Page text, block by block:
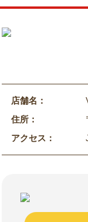
店舗名：
住所：
アクセス：